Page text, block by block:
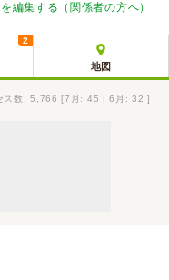
編集する（関係者の方へ）
2
地図
ス数: 5,766 [7月: 45 | 6月: 32 ]